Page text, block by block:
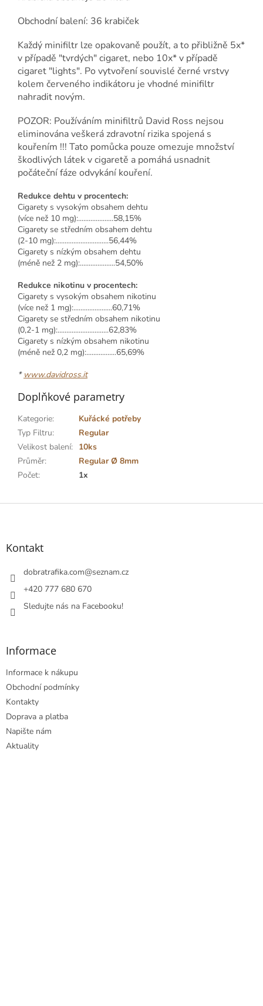
Obchodní balení: 36 krabiček
Každý minifiltr lze opakovaně použít, a to přibližně 5x*
v případě "tvrdých" cigaret, nebo 10x* v případě
cigaret "lights". Po vytvoření souvislé černé vrstvy
kolem červeného indikátoru je vhodné minifiltr
nahradit novým.
POZOR: Používáním minifiltrů David Ross nejsou
eliminována veškerá zdravotní rizika spojená s
kouřením !!! Tato pomůcka pouze omezuje množství
škodlivých látek v cigaretě a pomáhá usnadnit
počáteční fáze odvykání kouření.
Redukce dehtu v procentech:
Cigarety s vysokým obsahem dehtu
(více než 10 mg):....................58,15%
Cigarety se středním obsahem dehtu
(2-10 mg):..............................56,44%
Cigarety s nízkým obsahem dehtu
(méně než 2 mg):....................54,50%
Redukce nikotinu v procentech:
Cigarety s vysokým obsahem nikotinu
(více než 1 mg):......................60,71%
Cigarety se středním obsahem nikotinu
(0,2-1 mg):.............................62,83%
Cigarety s nízkým obsahem nikotinu
(méně než 0,2 mg):.................65,69%
* www.davidross.it
Doplňkové parametry
Kategorie:
Kuřácké potřeby
Typ Filtru:
Regular
Velikost balení: 10ks
Průměr:
Regular Ø 8mm
Počet: 1x
Z
Kontakt
dobratrafika.com@seznam.cz
+420 777 680 670
Sledujte nás na Facebooku!
Informace
Informace k nákupu
Obchodní podmínky
Kontakty
Doprava a platba
Napište nám
Aktuality